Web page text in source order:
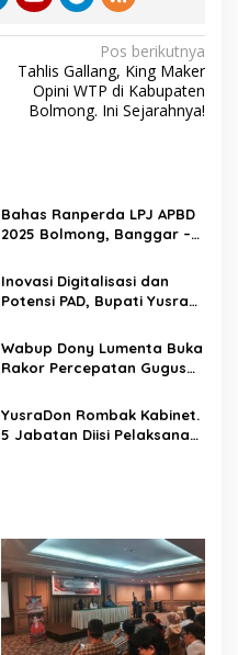
Pos berikutnya
Tahlis Gallang, King Maker
Opini WTP di Kabupaten
Bolmong. Ini Sejarahnya!
Bahas Ranperda LPJ APBD
2025 Bolmong, Banggar –
Inovasi Digitalisasi dan
Potensi PAD, Bupati Yusra
Wabup Dony Lumenta Buka
Rakor Percepatan Gugus
YusraDon Rombak Kabinet.
5 Jabatan Diisi Pelaksana